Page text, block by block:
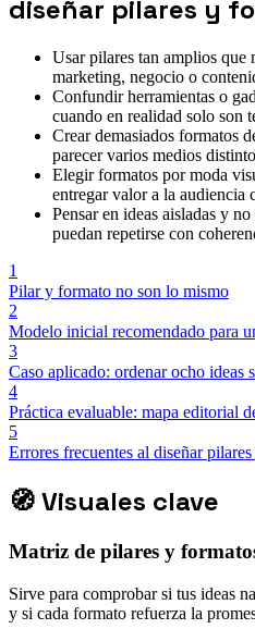
diseñar pilares y
Usar pilares tan amplios
marketing, negocio o
Confundir herramientas o
cuando en realidad solo son
Crear demasiados formatos
parecer varios medios
Elegir formatos por moda
entregar valor a la audiencia
Pensar en ideas aisladas y
puedan repetirse con
1
Pilar y formato no son lo mismo
2
Modelo inicial recomendado para
3
Caso aplicado: ordenar ocho ideas
4
Práctica evaluable: mapa editorial
5
Errores frecuentes al diseñar
🧭Visuales clave
Matriz de pilares y
Sirve para comprobar si tus ideas
y si cada formato refuerza la